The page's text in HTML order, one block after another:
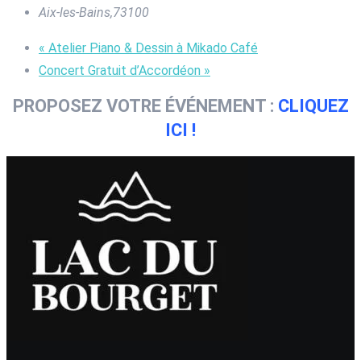
Aix-les-Bains,73100
« Atelier Piano & Dessin à Mikado Café
Concert Gratuit d’Accordéon »
PROPOSEZ VOTRE ÉVÉNEMENT : CLIQUEZ
ICI !